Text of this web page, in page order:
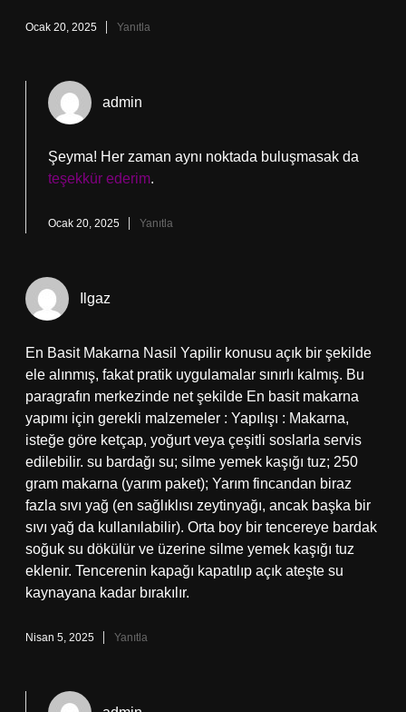
Ocak 20, 2025 Yanıtla
admin
Şeyma! Her zaman aynı noktada buluşmasak da
teşekkür ederim.
Ocak 20, 2025 Yanıtla
Ilgaz
En Basit Makarna Nasil Yapilir konusu açık bir şekilde
ele alınmış, fakat pratik uygulamalar sınırlı kalmış. Bu
paragrafın merkezinde net şekilde En basit makarna
yapımı için gerekli malzemeler : Yapılışı : Makarna,
isteğe göre ketçap, yoğurt veya çeşitli soslarla servis
edilebilir. su bardağı su; silme yemek kaşığı tuz; 250
gram makarna (yarım paket); Yarım fincandan biraz
fazla sıvı yağ (en sağlıklısı zeytinyağı, ancak başka bir
sıvı yağ da kullanılabilir). Orta boy bir tencereye bardak
soğuk su dökülür ve üzerine silme yemek kaşığı tuz
eklenir. Tencerenin kapağı kapatılıp açık ateşte su
kaynayana kadar bırakılır.
Nisan 5, 2025 Yanıtla